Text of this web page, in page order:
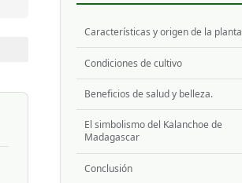
Características y origen de la planta
Condiciones de cultivo
Beneficios de salud y belleza.
El simbolismo del Kalanchoe de
Madagascar
Conclusión